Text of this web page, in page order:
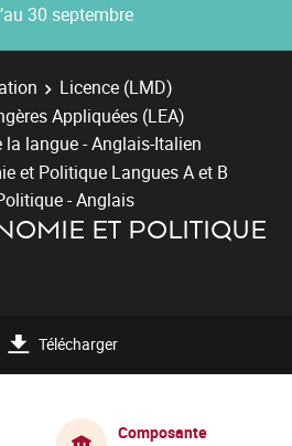
30 septembre
Licence (LMD)
Appliquées (LEA)
langue - Anglais-Italien
et Politique Langues A et B
- Anglais
ET POLITIQUE
Télécharger
Composante